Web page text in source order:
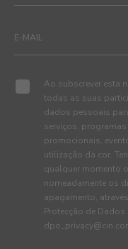
Ao subscrever esta
todas as suas
dados pessoais
serviços,
promocionais,
utilização da cor.
qualquer momento
nomeadamente os
apagamento,
Protecção de